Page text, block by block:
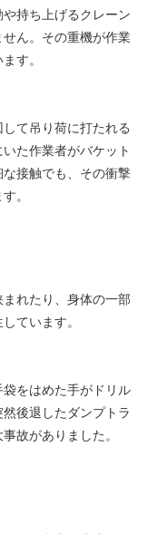
持ち上げるクレーン
ん。その重機が作業
す。
て吊り荷に打たれる
た作業者がバケット
接触でも、その衝撃
。
れたり、身体の一部
ています。
をはめた手がドリル
後退したダンプトラ
故がありました。